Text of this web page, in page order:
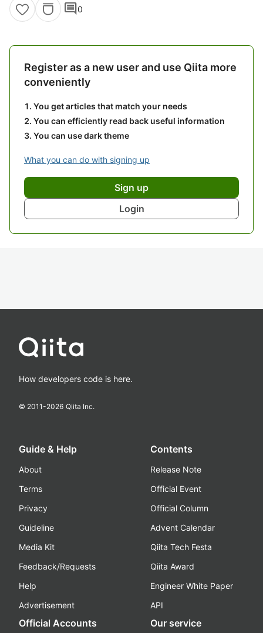
comment0
Register as a new user and use Qiita more
conveniently
You get articles that match your needs
You can efficiently read back useful information
You can use dark theme
What you can do with signing up
Sign up
Login
How developers code is here.
© 2011-2026 Qiita Inc.
Guide & Help
About
Terms
Privacy
Guideline
Media Kit
Feedback/Requests
Help
Advertisement
Contents
Release Note
Official Event
Official Column
Advent Calendar
Qiita Tech Festa
Qiita Award
Engineer White Paper
API
Official Accounts Our service